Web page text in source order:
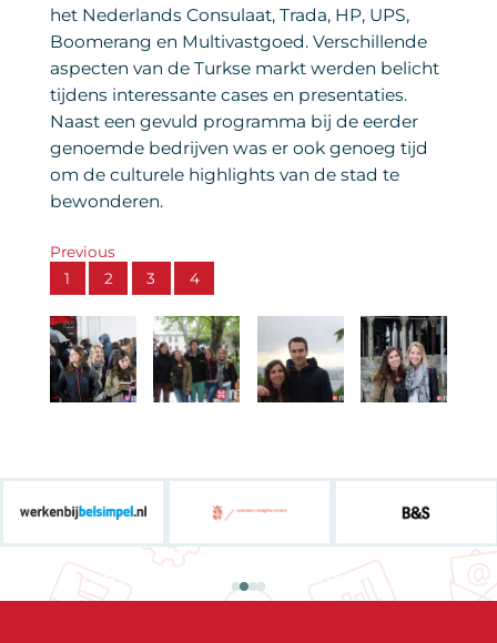
het Nederlands Consulaat, Trada, HP, UPS,
Boomerang en Multivastgoed. Verschillende
aspecten van de Turkse markt werden belicht
tijdens interessante cases en presentaties.
Naast een gevuld programma bij de eerder
genoemde bedrijven was er ook genoeg tijd
om de culturele highlights van de stad te
bewonderen.
Previous
1
2 3 4